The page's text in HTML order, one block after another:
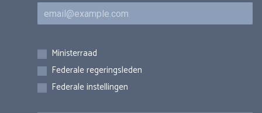
E-mail
Inschrijvingen
Ministerraad
Federale regeringsleden
Federale instellingen